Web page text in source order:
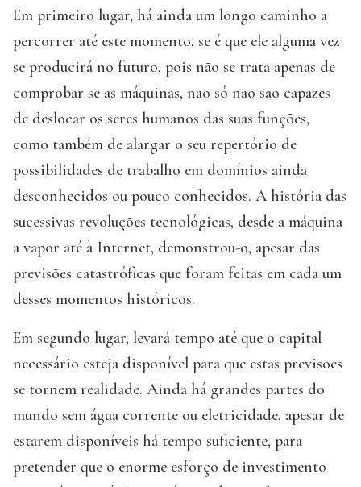
Em primeiro lugar, há ainda um longo caminho a
percorrer até este momento, se é que ele alguma vez
se producirá no futuro, pois não se trata apenas de
comprobar se as máquinas, não só não são capazes
de deslocar os seres humanos das suas funções,
como também de alargar o seu repertório de
possibilidades de trabalho em domínios ainda
desconhecidos ou pouco conhecidos. A história das
sucessivas revoluções tecnológicas, desde a máquina
a vapor até à Internet, demonstrou-o, apesar das
previsões catastróficas que foram feitas em cada um
desses momentos históricos.
Em segundo lugar, levará tempo até que o capital
necessário esteja disponível para que estas previsões
se tornem realidade. Ainda há grandes partes do
mundo sem água corrente ou eletricidade, apesar de
estarem disponíveis há tempo suficiente, para
pretender que o enorme esforço de investimento